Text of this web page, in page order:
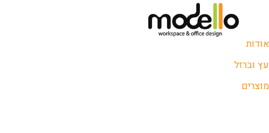
אודות
עץ וברזל
מוצרים